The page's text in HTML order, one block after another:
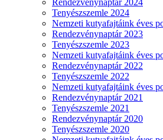
Rendezvénynaptár 2024
Tenyészszemle 2024
Nemzeti kutyafajtáink éves
Rendezvénynaptár 2023
Tenyészszemle 2023
Nemzeti kutyafajtáink éves
Rendezvénynaptár 2022
Tenyészszemle 2022
Nemzeti kutyafajtáink éves
Rendezvénynaptár 2021
Tenyészszemle 2021
Rendezvénynaptár 2020
Tenyészszemle 2020